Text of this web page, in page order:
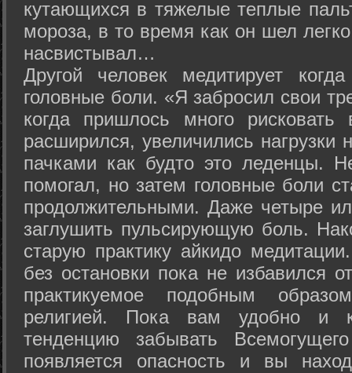
кутающихся в тяжелые теплые
мороза, в то время как он шел
насвистывал…
Другой человек медитирует
головные боли. «Я забросил свои
когда пришлось много
расширился, увеличились нагрузки
пачками как будто это леденцы.
помогал, но затем головные боли
продолжительными. Даже четыре
заглушить пульсирующую боль.
старую практику айкидо
без остановки пока не избавился
практикуемое подобным
религией. Пока вам удобно и
тенденцию забывать
появляется опасность и вы